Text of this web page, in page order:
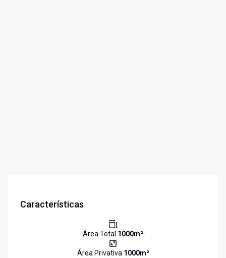
Características
Área Total 1000m²
Área Privativa 1000m²